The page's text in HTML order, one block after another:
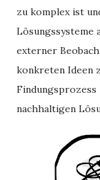
zu komplex ist
Lösungssysteme
externer
konkreten Ideen
nachhaltigen